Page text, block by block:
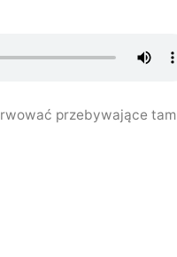
przebywające tam